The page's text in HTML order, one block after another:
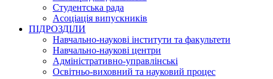
Студентська рада
Асоціація випускників
ПІДРОЗДІЛИ
Навчально-наукові інститути та факультети
Навчально-наукові центри
Адміністративно-управлінські
Освітньо-виховний та науковий процес